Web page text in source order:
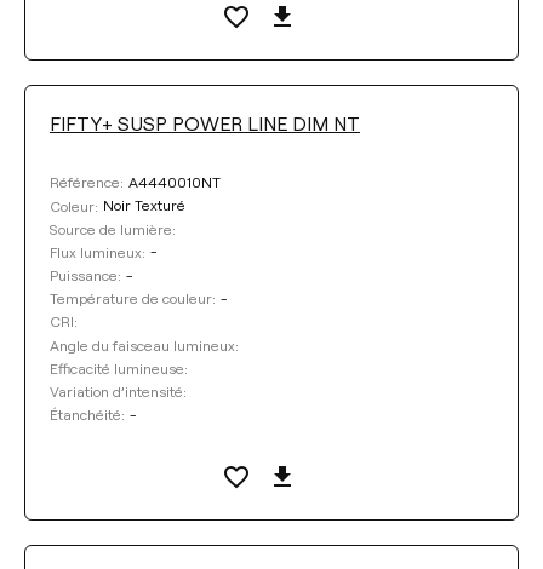
FIFTY+ SUSP POWER LINE DIM NT
Référence: A4440010NT
Coleur: Noir Texturé
Source de lumière:
Flux lumineux: -
Puissance: -
Température de couleur: -
CRI:
Angle du faisceau lumineux:
Efficacité lumineuse:
Variation d’intensité:
Étanchéité: -